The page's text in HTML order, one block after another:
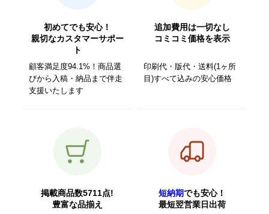
初めてでも安心！
親切なカスタマーサポー
ト
顧客満足度94.1%！商品選
びから入稿・納品まで伴走
支援いたします
追加費用は一切なし
コミコミ価格を表示
印刷代・版代・送料(1ヶ所
目)すべて込みの安心価格
掲載商品数5711点!
豊富な品揃え
短納期でも安心！
最短翌営業日出荷